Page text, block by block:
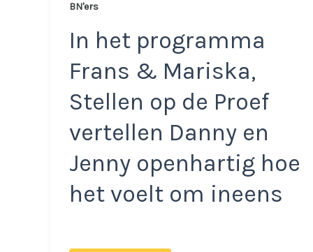
BN'ers
In het programma
Frans & Mariska,
Stellen op de Proef
vertellen Danny en
Jenny openhartig hoe
het voelt om ineens